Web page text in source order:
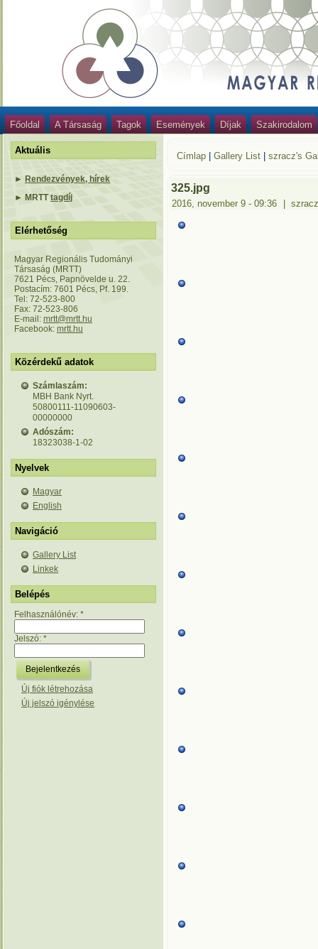
Főoldal A Társaság Tagok Események Díjak Szakirodalom
Aktuális
► Rendezvények, hírek
► MRTTtagdíj
Elérhetőség
Magyar Regionális Tudományi
Társaság (MRTT)
7621 Pécs, Papnövelde u. 22.
Postacím: 7601 Pécs, Pf. 199.
Tel: 72-523-800
Fax: 72-523-806
E-mail: mrtt@mrtt.hu
Facebook: mrtt.hu
Közérdekű adatok
Számlaszám:
MBH Bank Nyrt.
50800111-11090603-
00000000
Adószám:
18323038-1-02
Nyelvek
Magyar
English
Navigáció
Gallery List
Linkek
Belépés
Felhasználónév: *
Jelszó: *
Új fiók létrehozása
Új jelszó igénylése
Címlap |Gallery List |szracz's
325.jpg
2016, november 9 - 09:36